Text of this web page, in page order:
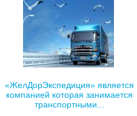
«ЖелДорЭкспедиция» является
компанией которая занимается
транспортными...